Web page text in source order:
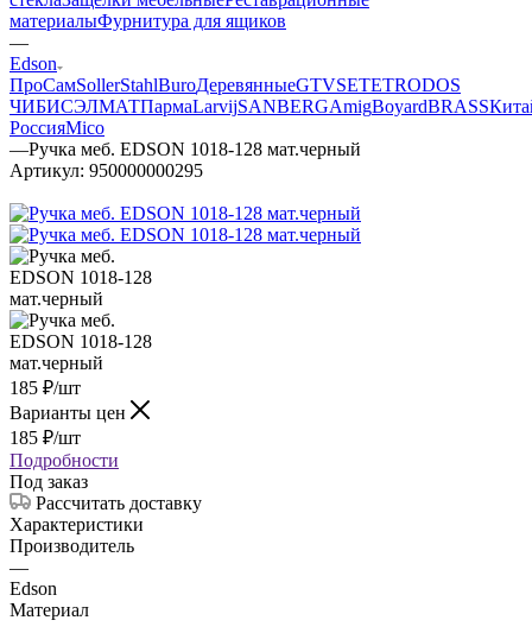
материалыФурнитура для ящиков
—
Edson
ПроСамSollerStahlBuroДеревянныеGTVSETETRODOS
ЧИБИСЭЛМАТПармаLarvijSANBERGAmigBoyardBRASS
РоссияMico
—Ручка меб. EDSON 1018-128 мат.черный
Артикул: 950000000295
185 ₽/шт
Варианты цен
185 ₽/шт
Подробности
Под заказ
Рассчитать доставку
Характеристики
Производитель
—
Edson
Материал